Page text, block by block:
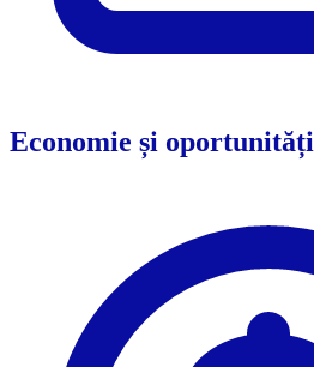
Economie și oportunități